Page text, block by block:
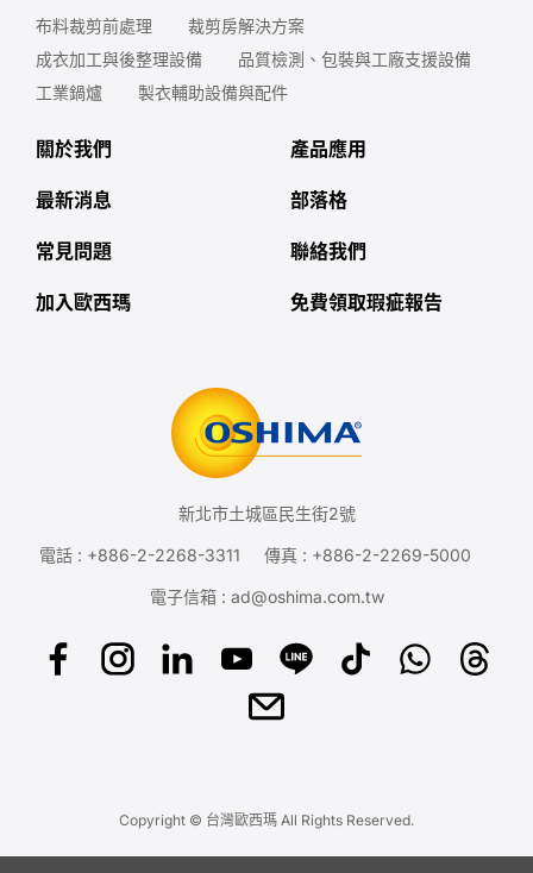
布料裁剪前處理
裁剪房解決方案
成衣加工與後整理設備
品質檢測、包裝與工廠支援設備
工業鍋爐
製衣輔助設備與配件
關於我們 產品應用
最新消息 部落格
常見問題 聯絡我們
加入歐西瑪 免費領取瑕疵報告
新北市土城區民生街2號
電話 : +886-2-2268-3311 傳真 : +886-2-2269-5000
電子信箱 : ad@oshima.com.tw
Copyright © 台灣歐西瑪 All Rights Reserved.